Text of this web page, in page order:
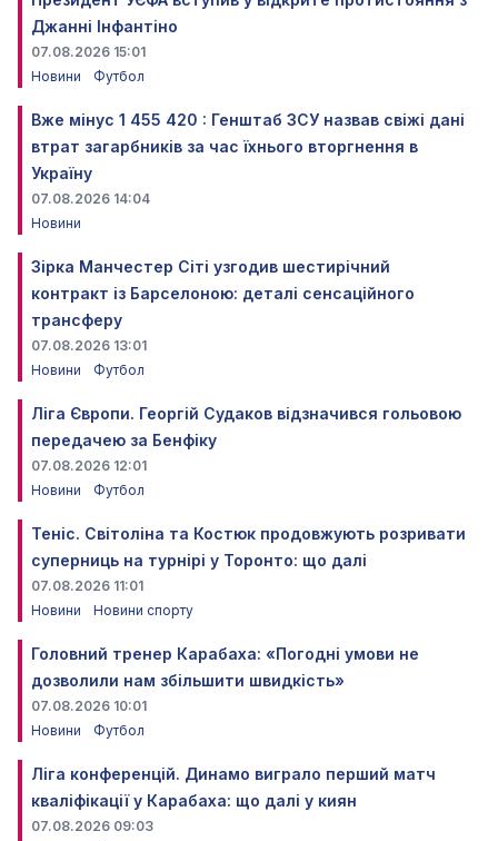
Джанні Інфантіно
07.08.2026 15:01
Новини
Футбол
Вже мінус 1 455 420 : Генштаб ЗСУ назвав свіжі дані
втрат загарбників за час їхнього вторгнення в
Україну
07.08.2026 14:04
Новини
Зірка Манчестер Сіті узгодив шестирічний
контракт із Барселоною: деталі сенсаційного
трансферу
07.08.2026 13:01
Новини
Футбол
Ліга Європи. Георгій Судаков відзначився гольовою
передачею за Бенфіку
07.08.2026 12:01
Новини
Футбол
Теніс. Світоліна та Костюк продовжують розривати
суперниць на турнірі у Торонто: що далі
07.08.2026 11:01
Новини
Новини спорту
Головний тренер Карабаха: «Погодні умови не
дозволили нам збільшити швидкість»
07.08.2026 10:01
Новини
Футбол
Ліга конференцій. Динамо виграло перший матч
кваліфікації у Карабаха: що далі у киян
07.08.2026 09:03